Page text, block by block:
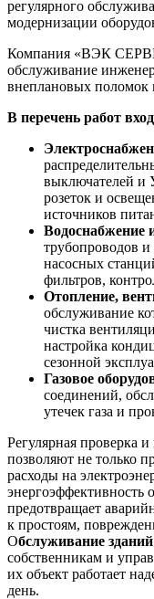
регулярного
модернизации
Компания «ВЭК
обслуживание
внеплановых поломок
В перечень работ
выключателей и
розеток и
источников
Водоснабжение
трубопроводов
насосных
фильтров,
Отопление,
обслуживание
чистка
настройка
сезонной
Газовое
соединений,
утечек газа и
Регулярная проверка
позволяют не только
расходы на
энергоэффективность
предотвращает
к простоям,
Обслуживание зданий
собственникам и
их объект работает
день.